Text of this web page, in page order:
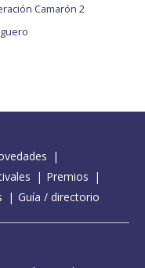
Camarón 2
Premios
Guía / directorio